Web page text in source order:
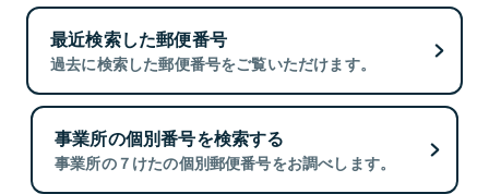
最近検索した郵便番号
過去に検索した郵便番号をご覧いただけます。
事業所の個別番号を検索する
事業所の７けたの個別郵便番号をお調べします。